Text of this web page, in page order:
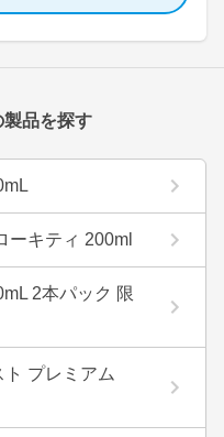
製品を探す
ーキティ 200ml
2本パック 限
プレミアム